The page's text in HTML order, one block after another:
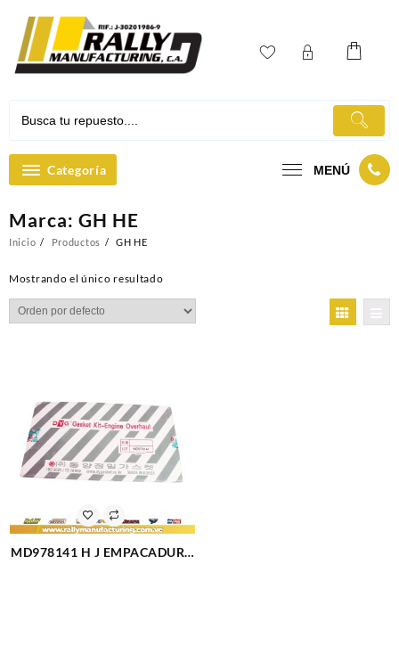
contenido
Categoría MENÚ
Marca: GH HE
Inicio Productos GH HE
Mostrando el único resultado
MD978141 H J EMPACADURA